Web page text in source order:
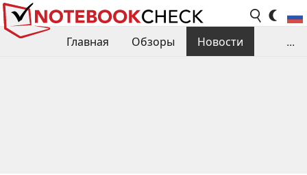
Главная Обзоры
Новости
...